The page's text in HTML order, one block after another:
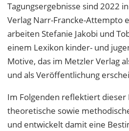
Tagungsergebnisse sind 2022
Verlag Narr-Francke-Attempto
arbeiten Stefanie Jakobi und
einem Lexikon kinder- und
Motive, das im Metzler Verlag
und als Veröffentlichung
Im Folgenden reflektiert dieser
theoretische sowie
und entwickelt damit eine